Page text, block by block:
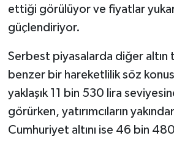
ettiği görülüyor ve fiyatlar
güçlendiriyor.
Serbest piyasalarda diğer altın
benzer bir hareketlilik söz
yaklaşık 11 bin 530 lira
görürken, yatırımcıların
Cumhuriyet altını ise 46 bin 480